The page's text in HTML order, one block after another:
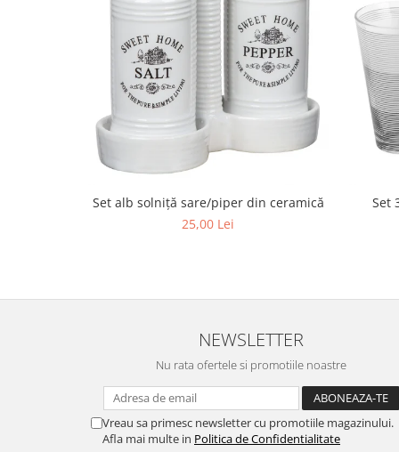
Set alb solniță sare/piper din ceramică
25,00 Lei
Set
NEWSLETTER
Nu rata ofertele si promotiile noastre
Vreau sa primesc newsletter cu promotiile magazinului.
Afla mai multe in Politica de Confidentialitate